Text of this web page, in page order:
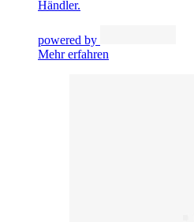
Händler.
powered by
Mehr erfahren